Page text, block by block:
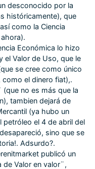
desconocido por la
históricamente), que
como la Ciencia
Económica lo hizo
el Valor de Uso, que le
se cree como único
como el dinero fiat),.
(que no es más que la
tambien dejará de
(ya hubo un
el 4 de abril del
sino que se
Adsurdo?.
publicó un
Valor en valor¨,